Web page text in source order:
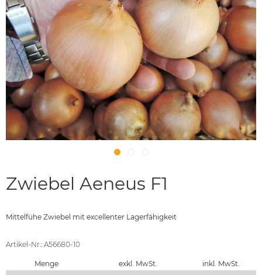
Zwiebel Aeneus F1
Mittelfühe Zwiebel mit excellenter Lagerfähigkeit
Artikel-Nr.: A56680-10
Menge exkl. MwSt. inkl. MwSt.